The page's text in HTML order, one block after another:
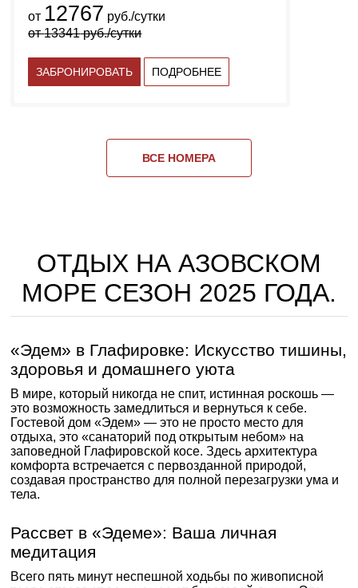
от 12767 руб./сутки
от13341руб./сутки
ЗАБРОНИРОВАТЬ ПОДРОБНЕЕ
ВСЕ НОМЕРА
ОТДЫХ НА АЗОВСКОМ
МОРЕ СЕЗОН 2025 ГОДА.
«Эдем» в Глафировке: Искусство тишины,
здоровья и домашнего уюта
В мире, который никогда не спит, истинная роскошь —
это возможность замедлиться и вернуться к себе.
Гостевой дом «Эдем» — это не просто место для
отдыха, это «санаторий под открытым небом» на
заповедной Глафировской косе. Здесь архитектура
комфорта встречается с первозданной природой,
создавая пространство для полной перезагрузки ума и
тела.
Рассвет в «Эдеме»: Ваша личная
медитация
Всего пять минут неспешной ходьбы по живописной